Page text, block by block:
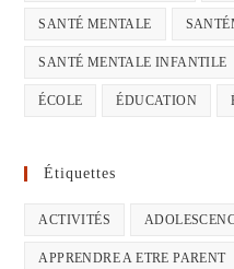
SANTÉ MENTALE
SANTÉ MENTALE INFANTILE
ÉCOLE ÉDUCATION
Étiquettes
ACTIVITÉS
APPRENDRE A ETRE PARENT